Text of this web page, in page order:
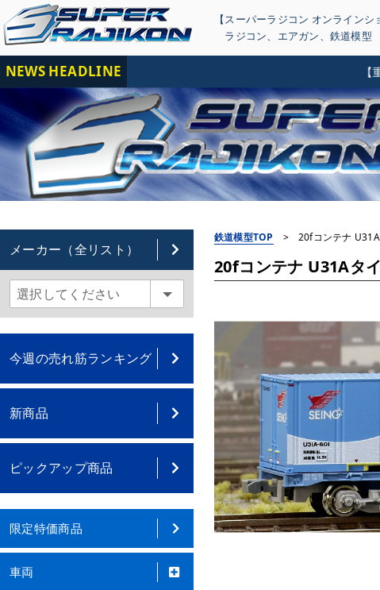
【スーパーラジコン オンラインシ
ラジコン、 エアガン、 鉄道模型
NEWS HEADLINE 【重要
メーカー（全リスト）
今週の売れ筋ランキング
新商品
ピックアップ商品
限定特価商品
車両
鉄道模型TOP > 20fコンテナ
20fコンテナ U31Aタ